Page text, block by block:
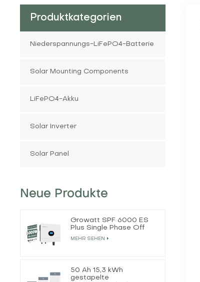
Produktkategorien
Niederspannungs-LiFePO4-Batterie
Solar Mounting Components
LiFePO4-Akku
Solar Inverter
Solar Panel
Neue Produkte
Growatt SPF 6000 ES
Plus Single Phase Off
Grid Solar Inverter
MEHR SEHEN
50 Ah 15,3 kWh
gestapelte